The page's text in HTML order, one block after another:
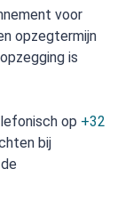
voor
opzegtermijn
is
op +32
bij